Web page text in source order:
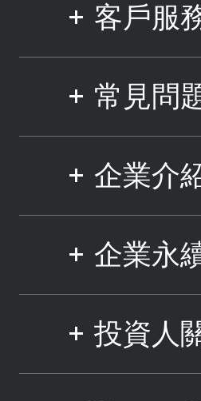
客戶服
常見問
企業介
企業永
投資人